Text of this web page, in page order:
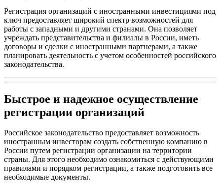
Регистрация организаций с иностранными инвестициями под
ключ предоставляет широкий спектр возможностей для
работы с западными и другими странами. Она позволяет
учреждать представительства и филиалы в России, иметь
договоры и сделки с иностранными партнерами, а также
планировать деятельность с учетом особенностей российского
законодательства.
Быстрое и надежное осуществление
регистрации организаций
Российское законодательство предоставляет возможность
иностранным инвесторам создать собственную компанию в
России путем регистрации организации на территории
страны. Для этого необходимо ознакомиться с действующими
правилами и порядком регистрации, а также подготовить все
необходимые документы.